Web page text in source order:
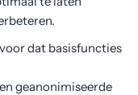
dat basisfuncties
geanonimiseerde